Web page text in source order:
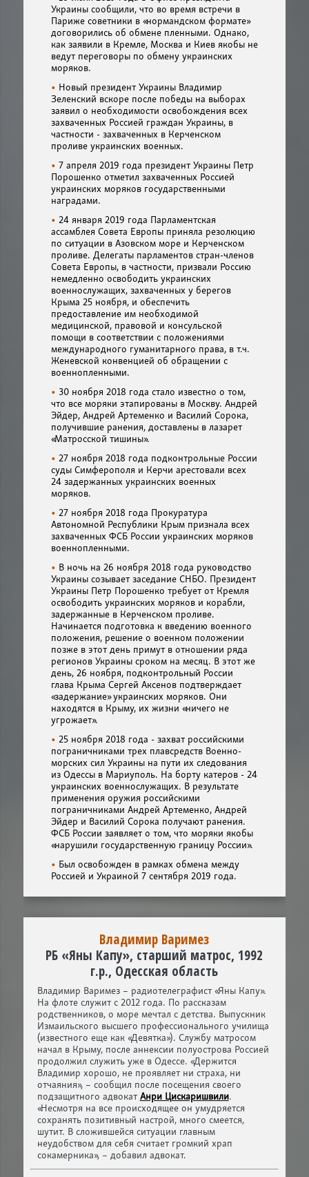
Украины сообщили, что во время встречи в
Париже советники в «нормандском формате»
договорились об обмене пленными. Однако,
как заявили в Кремле, Москва и Киев якобы не
ведут переговоры по обмену украинских
моряков.
Новый президент Украины Владимир
Зеленский вскоре после победы на выборах
заявил о необходимости освобождения всех
захваченных Россией граждан Украины, в
частности - захваченных в Керченском
проливе украинских военных.
7 апреля 2019 года президент Украины Петр
Порошенко отметил захваченных Россией
украинских моряков государственными
наградами.
24 января 2019 года Парламентская
ассамблея Совета Европы приняла резолюцию
по ситуации в Азовском море и Керченском
проливе. Делегаты парламентов стран-членов
Совета Европы, в частности, призвали Россию
немедленно освободить украинских
военнослужащих, захваченных у берегов
Крыма 25 ноября, и обеспечить
предоставление им необходимой
медицинской, правовой и консульской
помощи в соответствии с положениями
международного гуманитарного права, в т.ч.
Женевской конвенцией об обращении с
военнопленными.
30 ноября 2018 года стало известно о том,
что все моряки этапированы в Москву. Андрей
Эйдер, Андрей Артеменко и Василий Сорока,
получившие ранения, доставлены в лазарет
«Матросской тишины».
27 ноября 2018 года подконтрольные России
суды Симферополя и Керчи арестовали всех
24 задержанных украинских военных
моряков.
27 ноября 2018 года Прокуратура
Автономной Республики Крым признала всех
захваченных ФСБ России украинских моряков
военнопленными.
В ночь на 26 ноября 2018 года руководство
Украины созывает заседание СНБО. Президент
Украины Петр Порошенко требует от Кремля
освободить украинских моряков и корабли,
задержанные в Керченском проливе.
Начинается подготовка к введению военного
положения, решение о военном положении
позже в этот день примут в отношении ряда
регионов Украины сроком на месяц. В этот же
день, 26 ноября, подконтрольный России
глава Крыма Сергей Аксенов подтверждает
«задержание» украинских моряков. Они
находятся в Крыму, их жизни «ничего не
угрожает».
25 ноября 2018 года - захват российскими
пограничниками трех плавсредств Военно-
морских сил Украины на пути их следования
из Одессы в Мариуполь. На борту катеров - 24
украинских военнослужащих. В результате
применения оружия российскими
пограничниками Андрей Артеменко, Андрей
Эйдер и Василий Сорока получают ранения.
ФСБ России заявляет о том, что моряки якобы
«нарушили государственную границу России».
Был освобожден в рамках обмена между
Россией и Украиной 7 сентября 2019 года.
Владимир Варимез
РБ «Яны Капу», старший матрос, 1992
г.р., Одесская область
Владимир Варимез – радиотелеграфист «Яны Капу».
На флоте служит с 2012 года. По рассказам
родственников, о море мечтал с детства. Выпускник
Измаильского высшего профессионального училища
(известного еще как «Девятка»). Службу матросом
начал в Крыму, после аннексии полуострова Россией
продолжил служить уже в Одессе. «Держится
Владимир хорошо, не проявляет ни страха, ни
отчаяния», – сообщил после посещения своего
подзащитного адвокат Анри Цискаришвили.
«Несмотря на все происходящее он умудряется
сохранять позитивный настрой, много смеется,
шутит. В сложившейся ситуации главным
неудобством для себя считает громкий храп
сокамерника», – добавил адвокат.